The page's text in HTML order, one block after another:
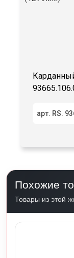
арт. RS.
Похожие
Товары из этой